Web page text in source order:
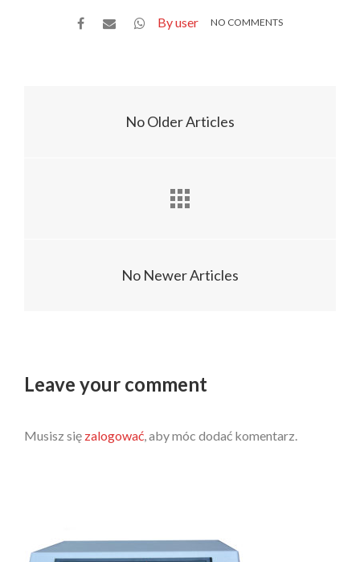
By user NO COMMENTS
No Older Articles
No Newer Articles
Leave your comment
Musisz się zalogować, aby móc dodać komentarz.